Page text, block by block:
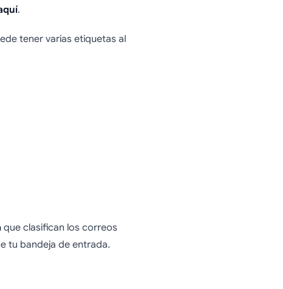
.
tener varias etiquetas al
que clasifican los correos
tu bandeja de entrada.